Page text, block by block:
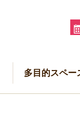
多目的スペー